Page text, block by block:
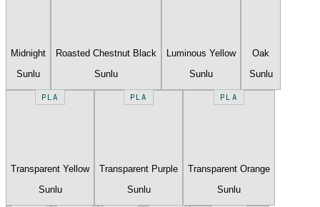
Midnight
Sunlu
Roasted Chestnut Black
Sunlu
Luminous Yellow
Sunlu
Oak
Sunlu
PLA
Transparent Yellow
Sunlu
PLA
Transparent Purple
Sunlu
PLA
Transparent Orange
Sunlu